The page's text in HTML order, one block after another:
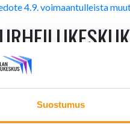
Suostumus
4.9. voimaantulleista
KÄYTTÖÖN
on noudatettu
alusta asti.
tiloissamme ja
Myös